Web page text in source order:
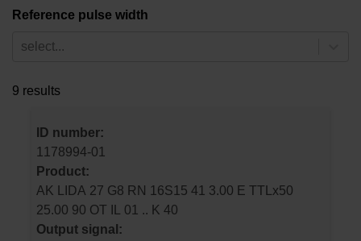
Reference pulse width
select...
9 results
ID number:
1178994-01
Product:
AK LIDA 27 G8 RN 16S15 41 3.00 E TTLx50
25.00 90 OT IL 01 .. K 40
Output signal: